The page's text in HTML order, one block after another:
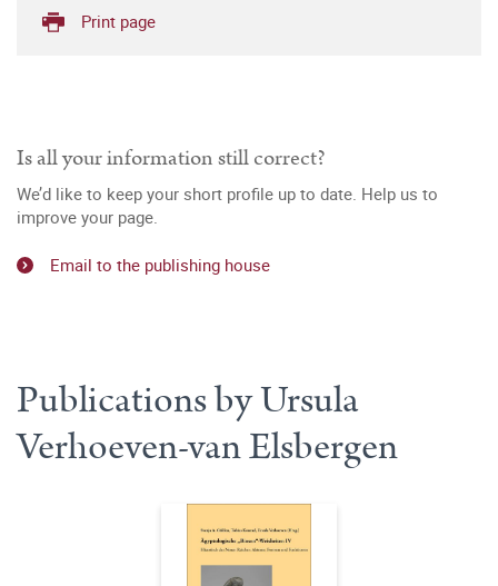
Print page
Is all your information still correct?
We’d like to keep your short profile up to date. Help us to
improve your page.
Email to the publishing house
Publications by Ursula
Verhoeven-van Elsbergen